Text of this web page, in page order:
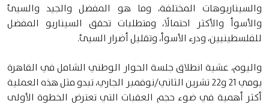
والسيناريوهات المختلفة، وما هو المفضل والجيد والسيئ
والأسوأ والأكثر احتمالًا، ومتطلبات تحقق السيناريو المفضل
للفلسطينيين، ودرء الأسوأ، وتقليل أضرار السيئ.
واليوم، عشية انطلاق جلسة الحوار الوطني الشامل في القاهرة
يومي 21 و22 تشرين الثاني/نوفمبر الجاري، تبدو مثل هذه العملية
أكثر أهمية في ضوء حجم العقبات التي تعترض الخطوة الأولى